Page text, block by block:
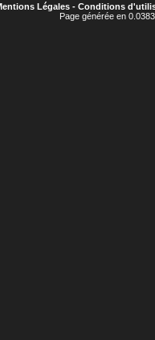
Légales- Conditions
Page générée en